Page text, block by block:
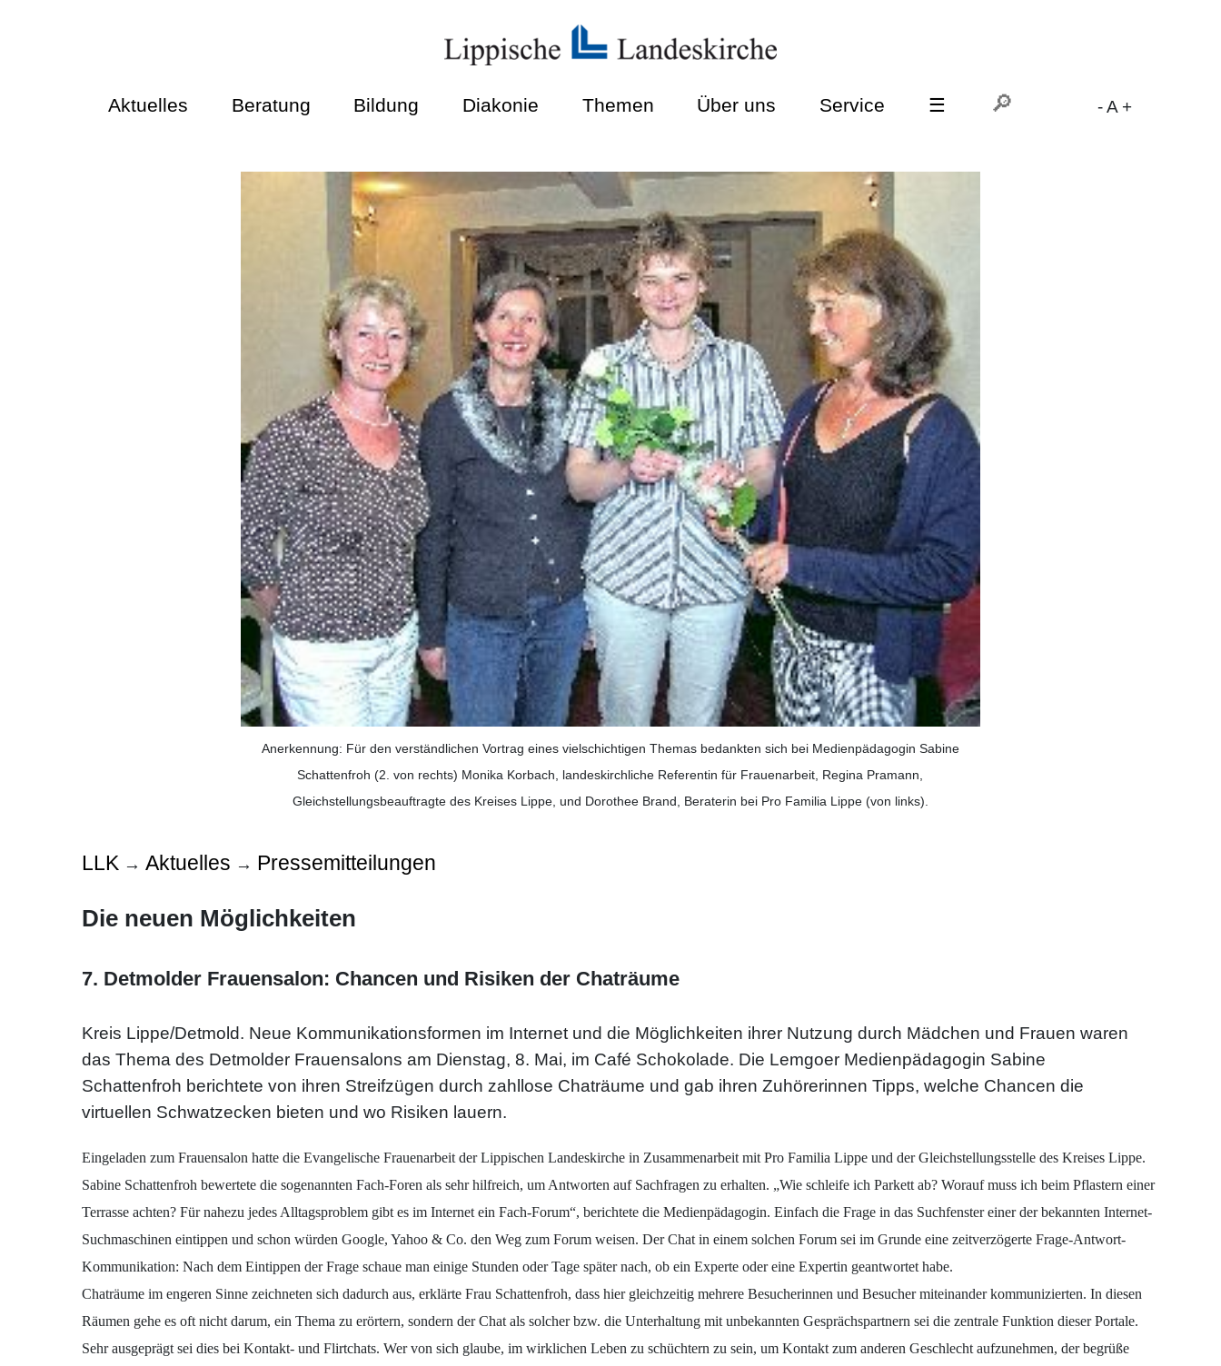
Aktuelles Beratung Bildung Diakonie Themen Über uns Service ☰ - A +
Anerkennung: Für den verständlichen Vortrag eines vielschichtigen Themas bedankten sich bei Medienpädagogin Sabine
Schattenfroh (2. von rechts) Monika Korbach, landeskirchliche Referentin für Frauenarbeit, Regina Pramann,
Gleichstellungsbeauftragte des Kreises Lippe, und Dorothee Brand, Beraterin bei Pro Familia Lippe (von links).
LLK →Aktuelles → Pressemitteilungen
Die neuen Möglichkeiten
7. Detmolder Frauensalon: Chancen und Risiken der Chaträume
Kreis Lippe/Detmold. Neue Kommunikationsformen im Internet und die Möglichkeiten ihrer Nutzung durch Mädchen und Frauen waren
das Thema des Detmolder Frauensalons am Dienstag, 8. Mai, im Café Schokolade. Die Lemgoer Medienpädagogin Sabine
Schattenfroh berichtete von ihren Streifzügen durch zahllose Chaträume und gab ihren Zuhörerinnen Tipps, welche Chancen die
virtuellen Schwatzecken bieten und wo Risiken lauern.
Eingeladen zum Frauensalon hatte die Evangelische Frauenarbeit der Lippischen Landeskirche in Zusammenarbeit mit Pro Familia Lippe und der Gleichstellungsstelle des Kreises Lippe.
Sabine Schattenfroh bewertete die sogenannten Fach-Foren als sehr hilfreich, um Antworten auf Sachfragen zu erhalten. „Wie schleife ich Parkett ab? Worauf muss ich beim Pflastern einer
Terrasse achten? Für nahezu jedes Alltagsproblem gibt es im Internet ein Fach-Forum“, berichtete die Medienpädagogin. Einfach die Frage in das Suchfenster einer der bekannten Internet-
Suchmaschinen eintippen und schon würden Google, Yahoo & Co. den Weg zum Forum weisen. Der Chat in einem solchen Forum sei im Grunde eine zeitverzögerte Frage-Antwort-
Kommunikation: Nach dem Eintippen der Frage schaue man einige Stunden oder Tage später nach, ob ein Experte oder eine Expertin geantwortet habe.
Chaträume im engeren Sinne zeichneten sich dadurch aus, erklärte Frau Schattenfroh, dass hier gleichzeitig mehrere Besucherinnen und Besucher miteinander kommunizierten. In diesen
Räumen gehe es oft nicht darum, ein Thema zu erörtern, sondern der Chat als solcher bzw. die Unterhaltung mit unbekannten Gesprächspartnern sei die zentrale Funktion dieser Portale.
Sehr ausgeprägt sei dies bei Kontakt- und Flirtchats. Wer von sich glaube, im wirklichen Leben zu schüchtern zu sein, um Kontakt zum anderen Geschlecht aufzunehmen, der begrüße